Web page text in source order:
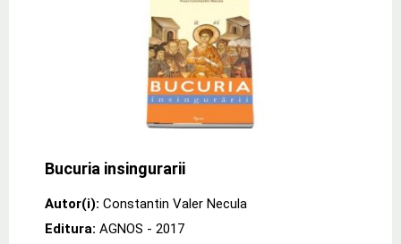
Bucuria insingurarii
Autor(i): Constantin Valer Necula
Editura: AGNOS - 2017